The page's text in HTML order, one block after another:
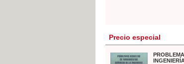
Precio especial